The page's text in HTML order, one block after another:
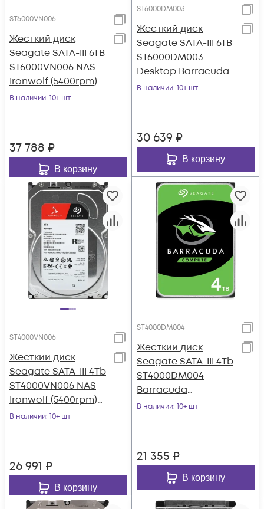
ST6000VN006
Жесткий диск
Seagate SATA-III 6TB
ST6000VN006 NAS
Ironwolf (5400rpm)
256Mb 3.5"
В наличии: 10+ шт
37 788 ₽
В корзину
ST6000DM003
Жесткий диск
Seagate SATA-III 6TB
ST6000DM003
Desktop Barracuda
(5400rpm) 256Mb 3.5"
В наличии: 10+ шт
30 639 ₽
В корзину
ST4000VN006
Жесткий диск
Seagate SATA-III 4Tb
ST4000VN006 NAS
Ironwolf (5400rpm)
256Mb 3.5"
В наличии: 10+ шт
26 991 ₽
В корзину
ST4000DM004
Жесткий диск
Seagate SATA-III 4Tb
ST4000DM004
Barracuda
(5400rpm) 256Mb 3.5"
В наличии: 10+ шт
21 355 ₽
В корзину